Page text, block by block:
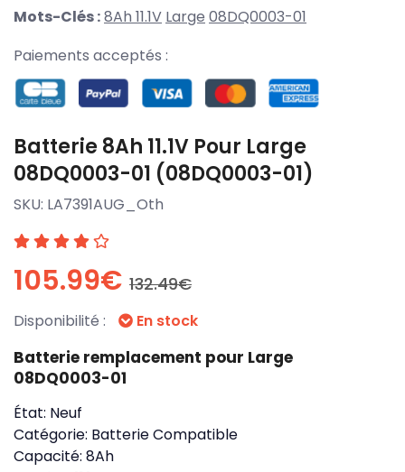
Mots-Clés :8Ah 11.1V Large 08DQ0003-01
Paiements acceptés :
Batterie 8Ah 11.1V Pour Large
08DQ0003-01 (08DQ0003-01)
SKU: LA7391AUG_Oth
105.99€ 132.49€
Disponibilité : En stock
Batterie remplacement pour Large
08DQ0003-01
État: Neuf
Catégorie: Batterie Compatible
Capacité: 8Ah